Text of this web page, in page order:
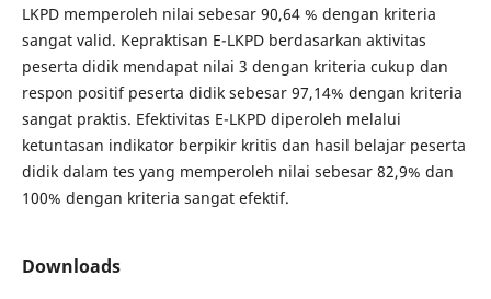
LKPD memperoleh nilai sebesar 90,64 % dengan kriteria
sangat valid. Kepraktisan E-LKPD berdasarkan aktivitas
peserta didik mendapat nilai 3 dengan kriteria cukup dan
respon positif peserta didik sebesar 97,14% dengan kriteria
sangat praktis. Efektivitas E-LKPD diperoleh melalui
ketuntasan indikator berpikir kritis dan hasil belajar peserta
didik dalam tes yang memperoleh nilai sebesar 82,9% dan
100% dengan kriteria sangat efektif.
Downloads